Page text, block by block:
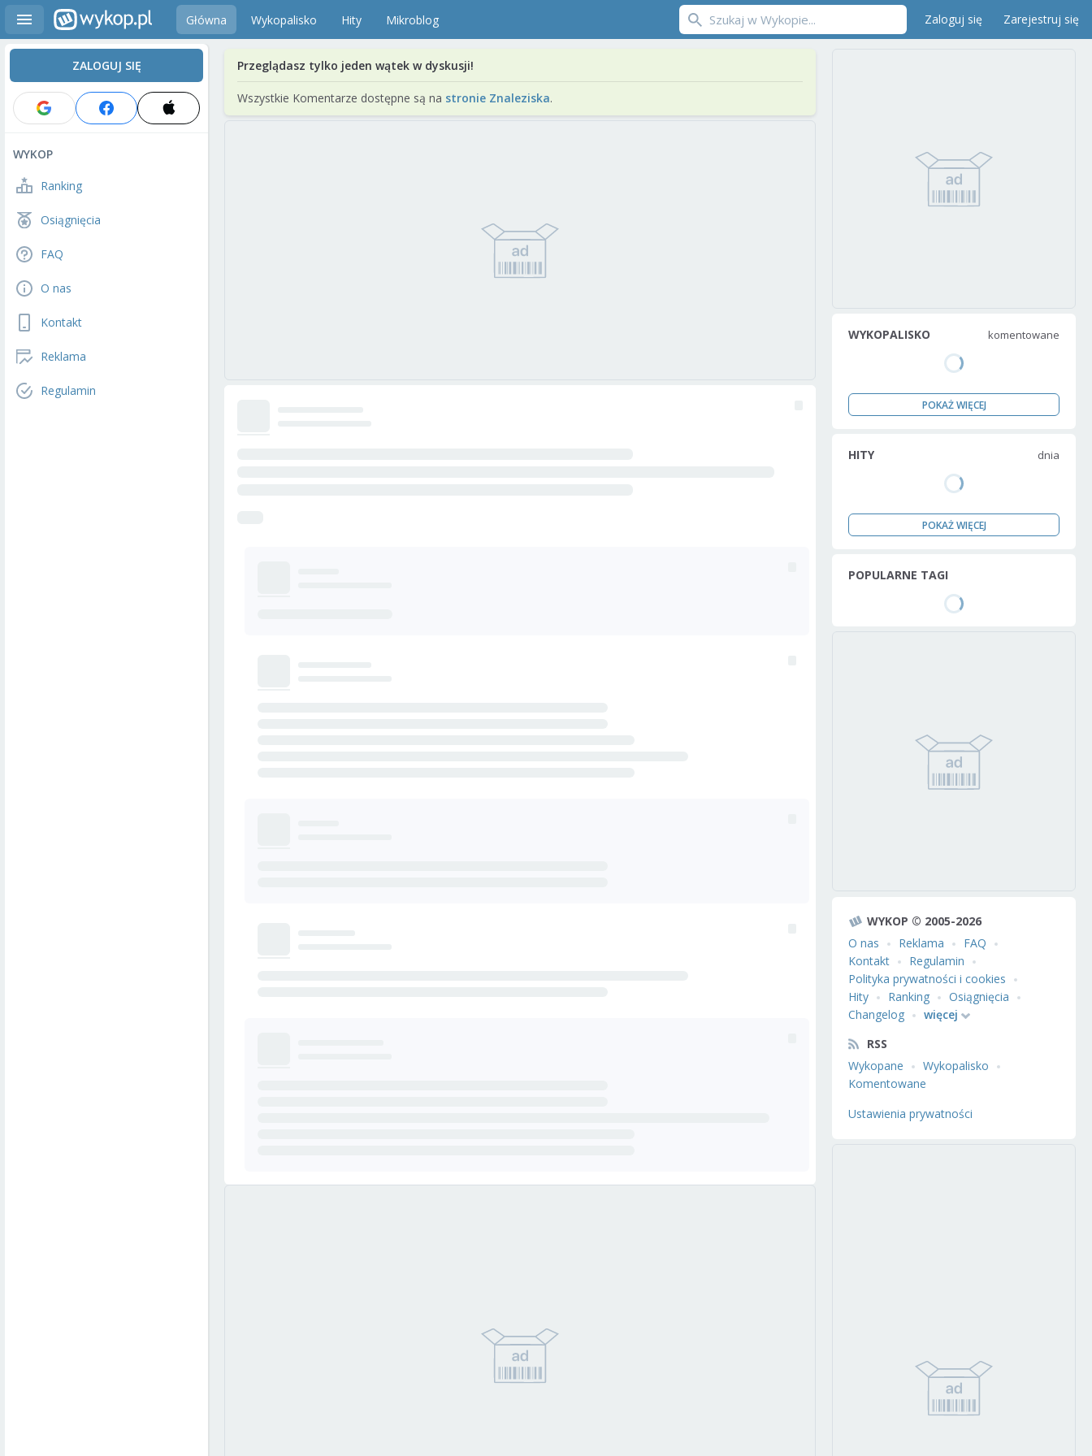
Główna Wykopalisko Hity Mikroblog Zaloguj się Zarejestruj się
ZALOGUJ SIĘ
WYKOP
Ranking
Osiągnięcia
FAQ
O nas
Kontakt
Reklama
Regulamin
Przeglądasz tylko jeden wątek w dyskusji!
Wszystkie Komentarze dostępne są na stronie Znaleziska.
WYKOPALISKO komentowane
POKAŻ WIĘCEJ
HITY dnia
POKAŻ WIĘCEJ
POPULARNE TAGI
WYKOP © 2005-2026
O nas
Reklama
FAQ
Kontakt
Regulamin
Polityka prywatności i cookies
Hity
Ranking
Osiągnięcia
Changelog
więcej
RSS
Wykopane
Wykopalisko
Komentowane
Ustawienia prywatności